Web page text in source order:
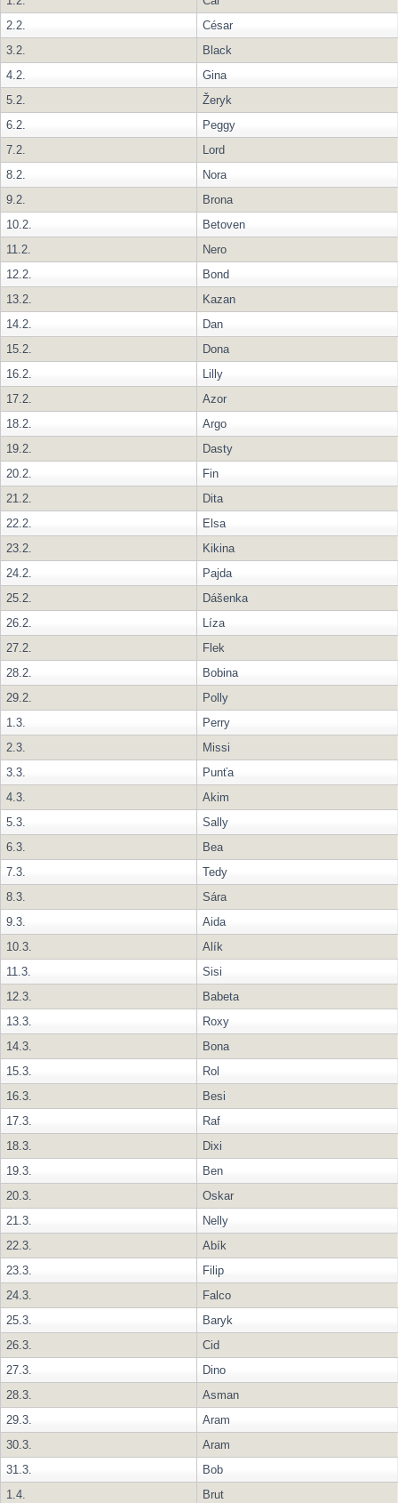
2.2.
César
3.2.
Black
4.2.
Gina
5.2.
Žeryk
6.2.
Peggy
7.2.
Lord
8.2.
Nora
9.2.
Brona
10.2.
Betoven
11.2.
Nero
12.2.
Bond
13.2.
Kazan
14.2.
Dan
15.2.
Dona
16.2.
Lilly
17.2.
Azor
18.2.
Argo
19.2.
Dasty
20.2.
Fin
21.2.
Dita
22.2.
Elsa
23.2.
Kikina
24.2.
Pajda
25.2.
Dášenka
26.2.
Líza
27.2.
Flek
28.2.
Bobina
29.2.
Polly
1.3.
Perry
2.3.
Missi
3.3.
Punťa
4.3.
Akim
5.3.
Sally
6.3.
Bea
7.3.
Tedy
8.3.
Sára
9.3.
Aida
10.3.
Alík
11.3.
Sisi
12.3.
Babeta
13.3.
Roxy
14.3.
Bona
15.3.
Rol
16.3.
Besi
17.3.
Raf
18.3.
Dixi
19.3.
Ben
20.3.
Oskar
21.3.
Nelly
22.3.
Abík
23.3.
Filip
24.3.
Falco
25.3.
Baryk
26.3.
Cid
27.3.
Dino
28.3.
Asman
29.3.
Aram
30.3.
Aram
31.3.
Bob
1.4.
Brut